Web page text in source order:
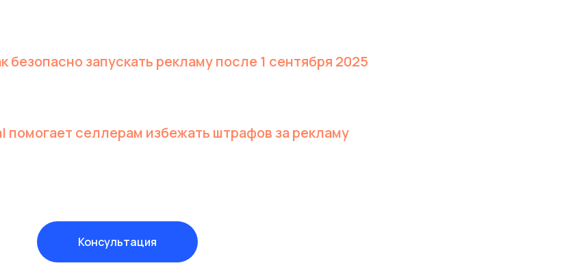
безопасно запускать рекламу после 1 сентября 2025
помогает селлерам избежать штрафов за рекламу
Консультация